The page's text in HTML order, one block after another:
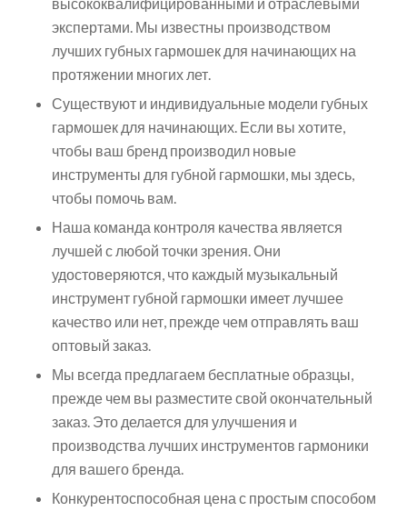
экспертами. Мы известны производством
лучших губных гармошек для начинающих на
протяжении многих лет.
Существуют и индивидуальные модели губных
гармошек для начинающих. Если вы хотите,
чтобы ваш бренд производил новые
инструменты для губной гармошки, мы здесь,
чтобы помочь вам.
Наша команда контроля качества является
лучшей с любой точки зрения. Они
удостоверяются, что каждый музыкальный
инструмент губной гармошки имеет лучшее
качество или нет, прежде чем отправлять ваш
оптовый заказ.
Мы всегда предлагаем бесплатные образцы,
прежде чем вы разместите свой окончательный
заказ. Это делается для улучшения и
производства лучших инструментов гармоники
для вашего бренда.
Конкурентоспособная цена с простым способом